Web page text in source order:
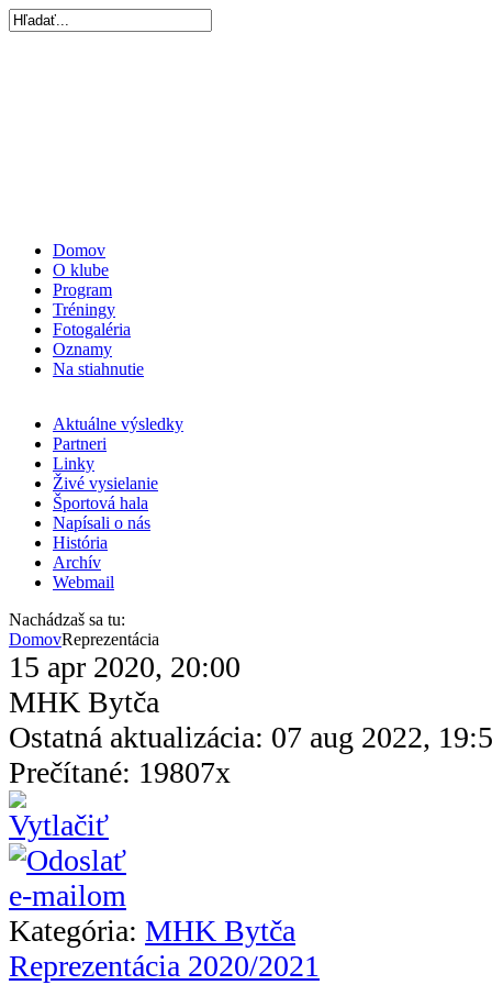
Domov
O klube
Program
Tréningy
Fotogaléria
Oznamy
Na stiahnutie
Aktuálne výsledky
Partneri
Linky
Živé vysielanie
Športová hala
Napísali o nás
História
Archív
Webmail
Nachádzaš sa tu:
DomovReprezentácia
15 apr 2020, 20:00
MHK Bytča
Ostatná aktualizácia: 07 aug 2022,
Prečítané: 19807x
Kategória: MHK Bytča
Reprezentácia 2020/2021